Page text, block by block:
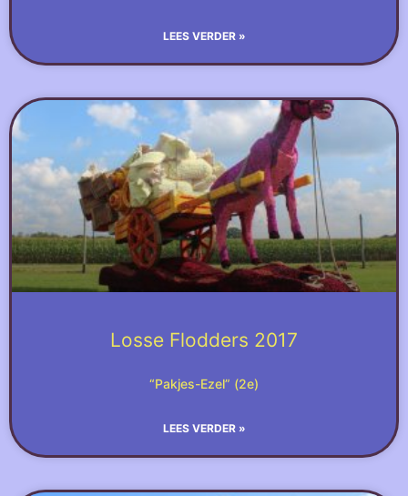
LEES VERDER »
Losse Flodders 2017
“Pakjes-Ezel” (2e)
LEES VERDER »